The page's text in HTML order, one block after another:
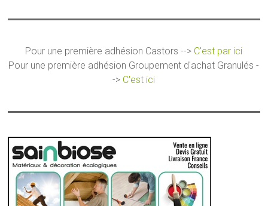
Pour une première adhésion Castors --> C'est par ici
Pour une première adhésion Groupement d'achat Granulés -
-> C'est ici